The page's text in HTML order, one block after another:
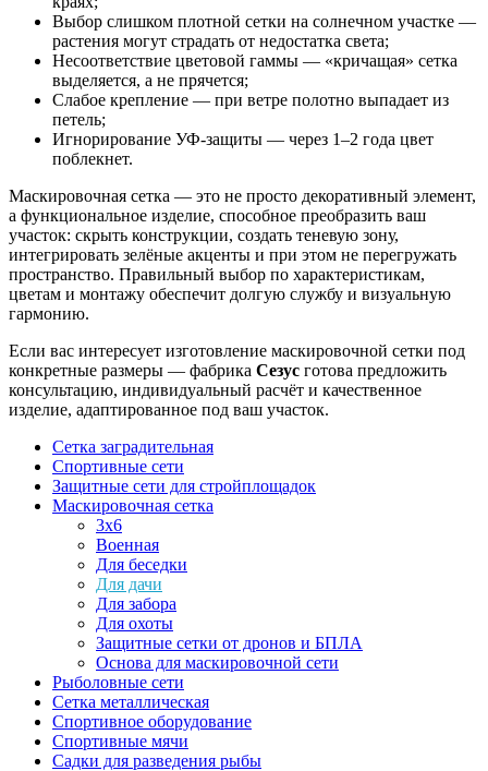
Выбор слишком плотной сетки на солнечном участке —
растения могут страдать от недостатка света;
Несоответствие цветовой гаммы — «кричащая» сетка
выделяется, а не прячется;
Слабое крепление — при ветре полотно выпадает из
петель;
Игнорирование УФ-защиты — через 1–2 года цвет
поблекнет.
Маскировочная сетка — это не просто декоративный элемент,
а функциональное изделие, способное преобразить ваш
участок: скрыть конструкции, создать теневую зону,
интегрировать зелёные акценты и при этом не перегружать
пространство. Правильный выбор по характеристикам,
цветам и монтажу обеспечит долгую службу и визуальную
гармонию.
Если вас интересует изготовление маскировочной сетки под
конкретные размеры — фабрика Сезус готова предложить
консультацию, индивидуальный расчёт и качественное
изделие, адаптированное под ваш участок.
Сетка заградительная
Спортивные сети
Защитные сети для стройплощадок
Маскировочная сетка
3х6
Военная
Для беседки
Для дачи
Для забора
Для охоты
Защитные сетки от дронов и БПЛА
Основа для маскировочной сети
Рыболовные сети
Сетка металлическая
Спортивное оборудование
Спортивные мячи
Садки для разведения рыбы